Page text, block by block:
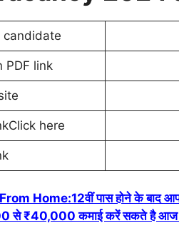
candidate
PDF link
here
Home:12वीं पास होने के बाद
से ₹40,000 कमाई करें सकते है आज